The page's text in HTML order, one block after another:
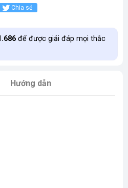
Chia sẻ
để được giải đáp mọi thắc
Hướng dẫn